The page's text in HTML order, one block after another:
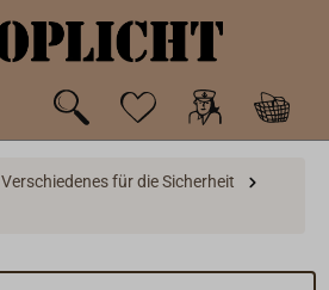
Verschiedenes für die Sicherheit